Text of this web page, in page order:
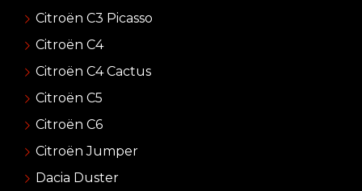
Citroën C3 Picasso
Citroën C4
Citroën C4 Cactus
Citroën C5
Citroën C6
Citroën Jumper
Dacia Duster